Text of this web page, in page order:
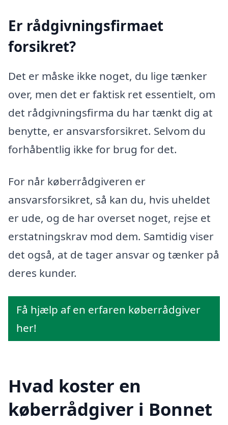
Er rådgivningsfirmaet
forsikret?
Det er måske ikke noget, du lige tænker
over, men det er faktisk ret essentielt, om
det rådgivningsfirma du har tænkt dig at
benytte, er ansvarsforsikret. Selvom du
forhåbentlig ikke for brug for det.
For når køberrådgiveren er
ansvarsforsikret, så kan du, hvis uheldet
er ude, og de har overset noget, rejse et
erstatningskrav mod dem. Samtidig viser
det også, at de tager ansvar og tænker på
deres kunder.
Få hjælp af en erfaren køberrådgiver
her!
Hvad koster en
køberrådgiver i Bonnet